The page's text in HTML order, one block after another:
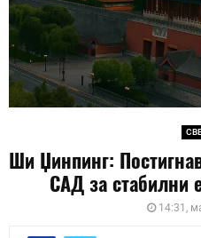
Ши Џинпинг:
САД за стабилни
14:31,